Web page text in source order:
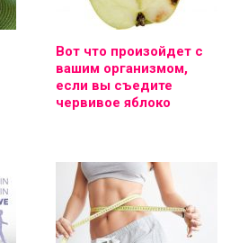
Вот что произойдет с
вашим организмом,
если вы съедите
червивое яблоко